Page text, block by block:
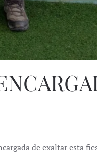
de exaltar esta